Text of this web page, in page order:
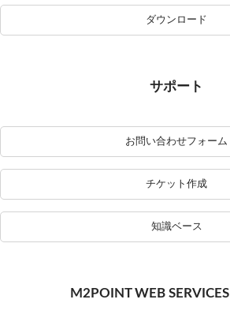
ダウンロード
サポート
お問い合わせフォーム
チケット作成
知識ベース
M2POINT WEB